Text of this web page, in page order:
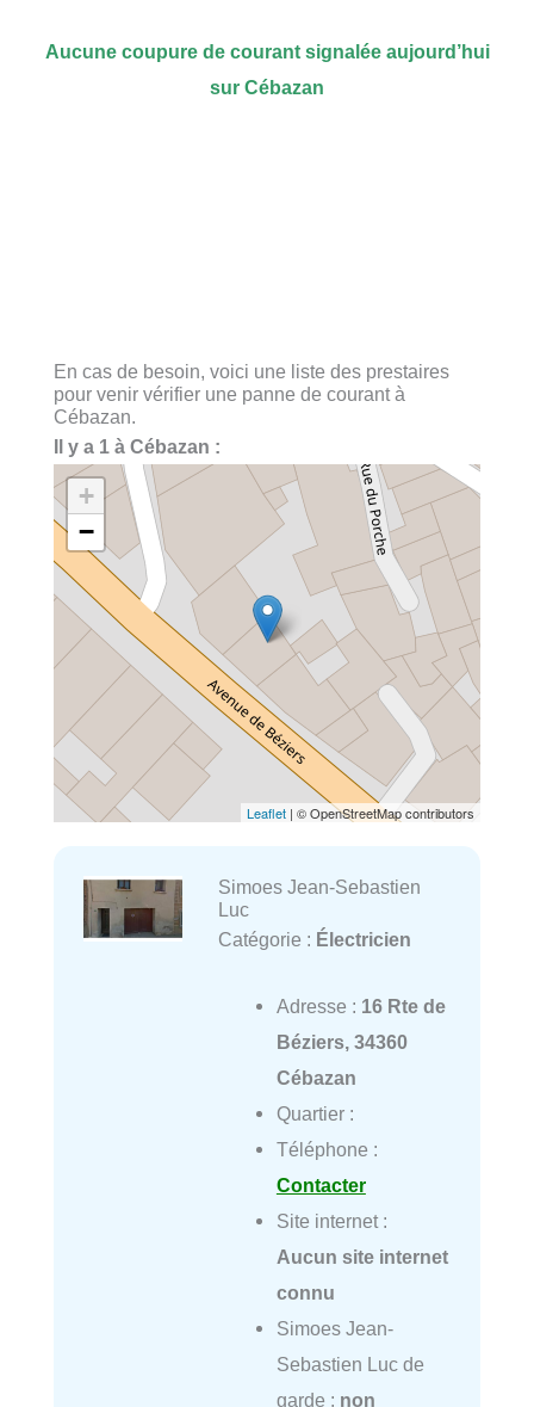
Aucune coupure de courant signalée aujourd’hui
sur Cébazan
En cas de besoin, voici une liste des prestaires
pour venir vérifier une panne de courant à
Cébazan.
Il y a 1 à Cébazan :
+
−
Leaflet | © OpenStreetMap contributors
Simoes Jean-Sebastien
Luc
Catégorie : Électricien
Adresse : 16 Rte de
Béziers, 34360
Cébazan
Quartier :
Téléphone :
Contacter
Site internet :
Aucun site internet
connu
Simoes Jean-
Sebastien Luc de
garde : non